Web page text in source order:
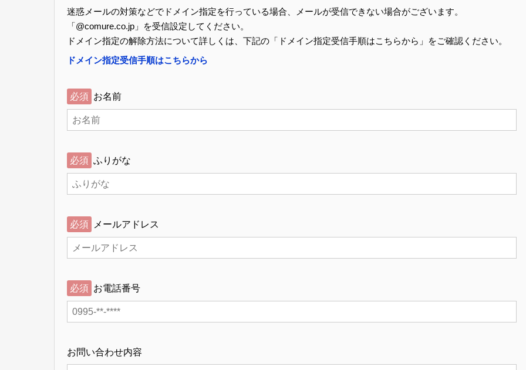
迷惑メールの対策などでドメイン指定を行っている場合、メールが受信できない場合がございます。
「@comure.co.jp」を受信設定してください。
ドメイン指定の解除方法について詳しくは、下記の「ドメイン指定受信手順はこちらから」をご確認ください。
ドメイン指定受信手順はこちらから
必須 お名前
必須 ふりがな
必須 メールアドレス
必須 お電話番号
お問い合わせ内容